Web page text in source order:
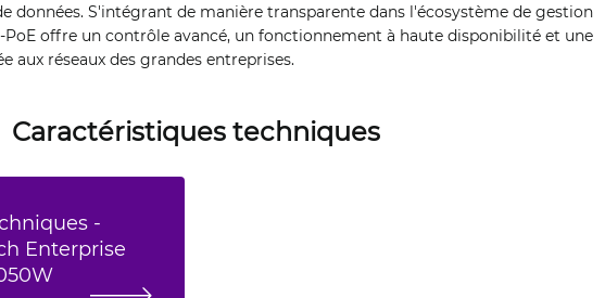
données. S'intégrant de manière transparente dans l'écosystème de gestion
PoE offre un contrôle avancé, un fonctionnement à haute disponibilité et une
aux réseaux des grandes entreprises.
Caractéristiques techniques
-
Enterprise